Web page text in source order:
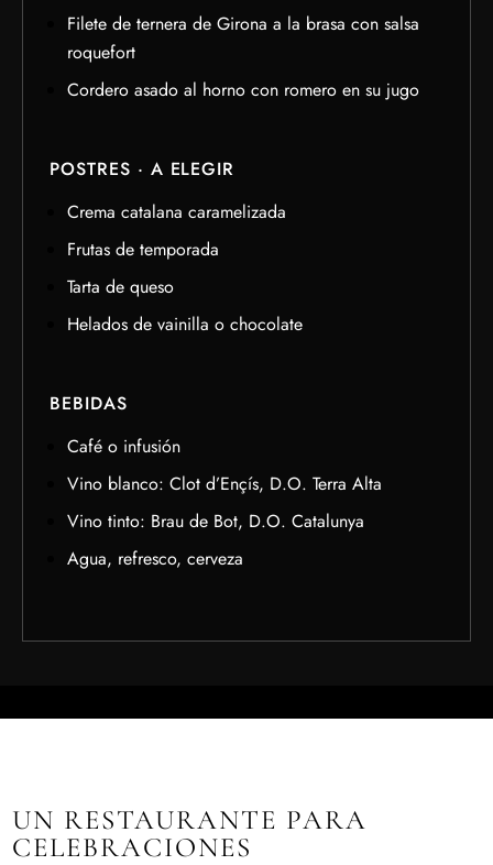
Filete de ternera de Girona a la brasa con salsa
roquefort
Cordero asado al horno con romero en su jugo
POSTRES · A ELEGIR
Crema catalana caramelizada
Frutas de temporada
Tarta de queso
Helados de vainilla o chocolate
BEBIDAS
Café o infusión
Vino blanco: Clot d’Ençís, D.O. Terra Alta
Vino tinto: Brau de Bot, D.O. Catalunya
Agua, refresco, cerveza
UN RESTAURANTE PARA
CELEBRACIONES